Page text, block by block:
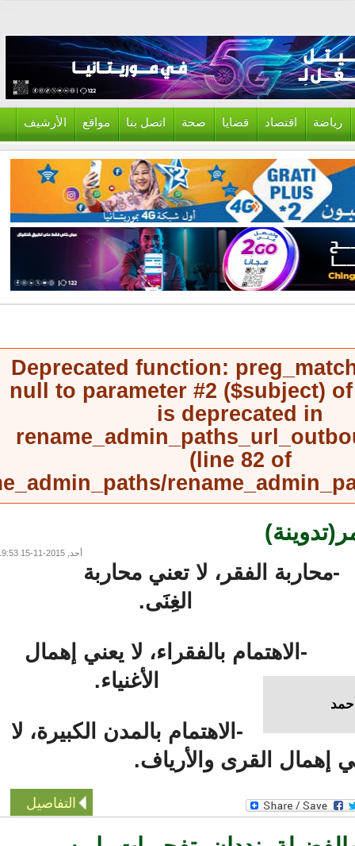
اقتصاد قضايا صحة اتصل بنا مواقع الأرشيف
Deprecated function:
null to parameter #2 ($subject)
is deprecated in
(line82of
الفقر، لا تعني محاربة
الغِنَى.
-الاهتمام بالفقراء، لا يعني إهمال
الأغنياء.
-الاهتمام بالمدن الكبيرة، لا
القرى والأرياف.
التفاصيل